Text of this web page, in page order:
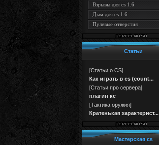
Взрывы для cs 1.6
Дым для cs 1.6
Пулевые отверстия
Статьи
[Статьи о CS]
Как играть в cs (count...
[Статьи про сервера]
плагин кс
[Тактика оружия]
Кратенькая характерист...
Мастерская cs